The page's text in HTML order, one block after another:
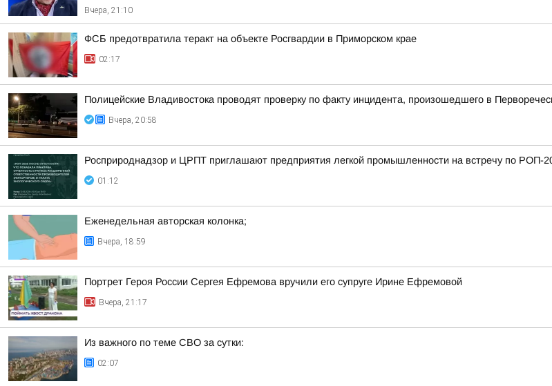
Вчера, 21:10
ФСБ предотвратила теракт на объекте Росгвардии в Приморском крае
02:17
Полицейские Владивостока проводят проверку по факту инцидента, произошедшего в
Вчера, 20:58
Росприроднадзор и ЦРПТ приглашают предприятия легкой промышленности на встречу по РОП-
01:12
Еженедельная авторская колонка;
Вчера, 18:59
Портрет Героя России Сергея Ефремова вручили его супруге Ирине Ефремовой
Вчера, 21:17
Из важного по теме СВО за сутки:
02:07